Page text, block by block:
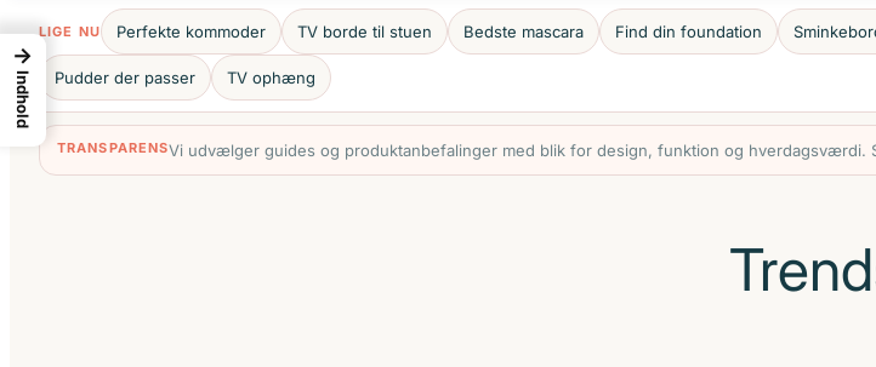
LIGE NU Perfekte kommoder TV borde til stuen Bedste mascara Find din foundation
Pudder der passer TV ophæng
TRANSPARENSVi udvælger guides og produktanbefalinger med blik for design, funktion og hverdagsværdi.
→
Indhold